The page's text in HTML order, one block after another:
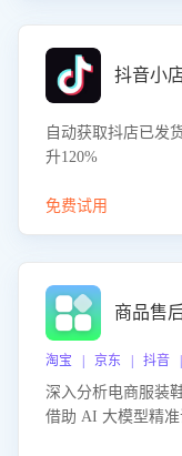
自动获取抖店已发
升120%
免费试用
商品售
淘宝 | 京东 | 抖音
深入分析电商服装
借助 AI 大模型精